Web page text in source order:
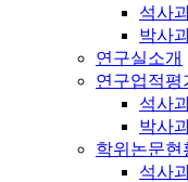
석사
박사
연구실소개
연구업적평
석사
박사
학위논문현
석사